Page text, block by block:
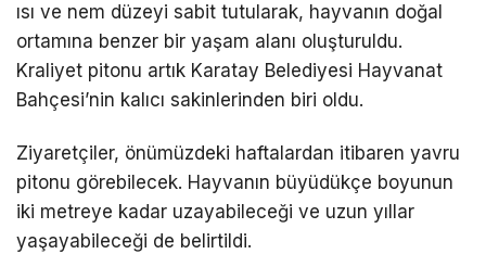
ısı ve nem düzeyi sabit tutularak, hayvanın doğal
ortamına benzer bir yaşam alanı oluşturuldu.
Kraliyet pitonu artık Karatay Belediyesi Hayvanat
Bahçesi’nin kalıcı sakinlerinden biri oldu.
Ziyaretçiler, önümüzdeki haftalardan itibaren yavru
pitonu görebilecek. Hayvanın büyüdükçe boyunun
iki metreye kadar uzayabileceği ve uzun yıllar
yaşayabileceği de belirtildi.